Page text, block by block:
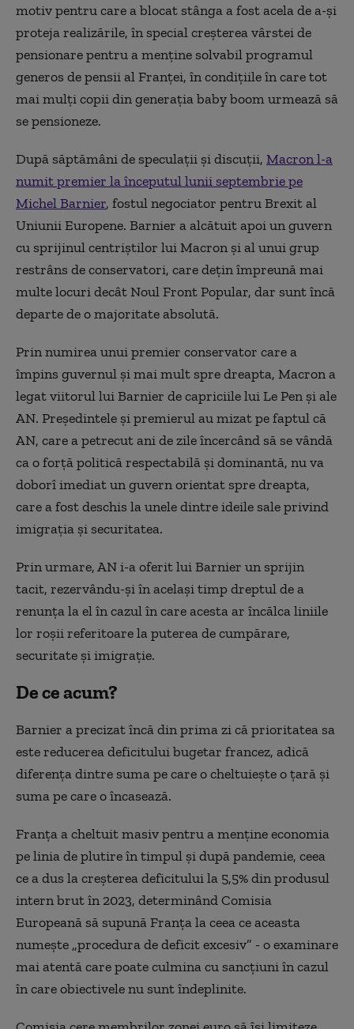
motiv pentru care a blocat stânga a fost acela de a-și
proteja realizările, în special creșterea vârstei de
pensionare pentru a menține solvabil programul
generos de pensii al Franței, în condițiile în care tot
mai mulți copii din generația baby boom urmează să
se pensioneze.
După săptămâni de speculații și discuții, Macron l-a
numit premier la începutul lunii septembrie pe
Michel Barnier, fostul negociator pentru Brexit al
Uniunii Europene. Barnier a alcătuit apoi un guvern
cu sprijinul centriștilor lui Macron și al unui grup
restrâns de conservatori, care dețin împreună mai
multe locuri decât Noul Front Popular, dar sunt încă
departe de o majoritate absolută.
Prin numirea unui premier conservator care a
împins guvernul și mai mult spre dreapta, Macron a
legat viitorul lui Barnier de capriciile lui Le Pen și ale
AN. Președintele și premierul au mizat pe faptul că
AN, care a petrecut ani de zile încercând să se vândă
ca o forță politică respectabilă și dominantă, nu va
doborî imediat un guvern orientat spre dreapta,
care a fost deschis la unele dintre ideile sale privind
imigrația și securitatea.
Prin urmare, AN i-a oferit lui Barnier un sprijin
tacit, rezervându-și în același timp dreptul de a
renunța la el în cazul în care acesta ar încălca liniile
lor roșii referitoare la puterea de cumpărare,
securitate și imigrație.
De ce acum?
Barnier a precizat încă din prima zi că prioritatea sa
este reducerea deficitului bugetar francez, adică
diferența dintre suma pe care o cheltuiește o țară și
suma pe care o încasează.
Franța a cheltuit masiv pentru a menține economia
pe linia de plutire în timpul și după pandemie, ceea
ce a dus la creșterea deficitului la 5,5% din produsul
intern brut în 2023, determinând Comisia
Europeană să supună Franța la ceea ce aceasta
numește „procedura de deficit excesiv” - o examinare
mai atentă care poate culmina cu sancțiuni în cazul
în care obiectivele nu sunt îndeplinite.